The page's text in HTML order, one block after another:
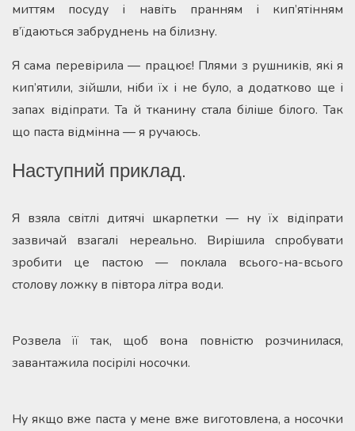
миттям посуду і навіть пранням і кип’ятінням
в’їдаються забруднень на білизну.
Я сама перевірила — працює! Плями з рушників, які я
кип’ятили, зійшли, ніби їх і не було, а додатково ще і
запах відіпрати. Та й тканину стала біліше білого. Так
що паста відмінна — я ручаюсь.
Наступний приклад.
Я взяла світлі дитячі шкарпетки — ну їх відіпрати
зазвичай взагалі нереально. Вирішила спробувати
зробити це пастою — поклала всього-на-всього
столову ложку в півтора літра води.
Розвела її так, щоб вона повністю розчинилася,
завантажила посірілі носочки.
Ну якщо вже паста у мене вже виготовлена, а носочки